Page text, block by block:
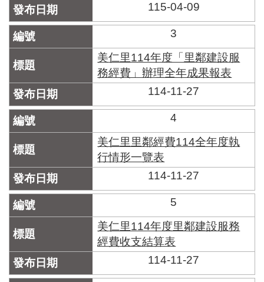
文
化
資
產
臺
市
區
里
界
北
市
鄰
長
冊
115-04-09
3
美仁里114年度「里鄰建設服
務經費」辦理全年成果報表
114-11-27
4
美仁里里鄰經費114全年度執
行情形一覽表
114-11-27
5
美仁里114年度里鄰建設服務
經費收支結算表
114-11-27